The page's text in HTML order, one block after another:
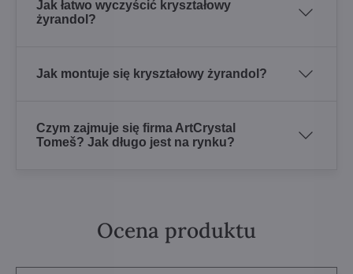
Jak łatwo wyczyścić kryształowy
żyrandol?
Jak montuje się kryształowy żyrandol?
Czym zajmuje się firma ArtCrystal
Tomeš? Jak długo jest na rynku?
Ocena produktu